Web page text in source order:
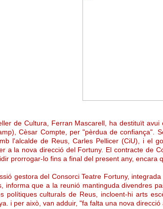
de Cultura, Ferran Mascarell, ha destituït
Cèsar Compte, per "pèrdua de confiança".
l'alcalde de Reus, Carles Pellicer (CiU), i el
a la nova direcció del Fortuny. El contracte de
prorrogar-lo fins a final del present any, encara
gestora del Consorci Teatre Fortuny,
informa que a la reunió mantinguda divendres
polítiques culturals de Reus, incloent-hi arts
i per això, van adduir, "fa falta una nova direcció